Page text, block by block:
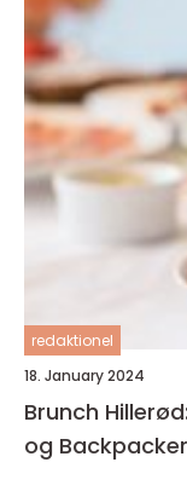
redaktionel
18. January 2024
Brunch
og